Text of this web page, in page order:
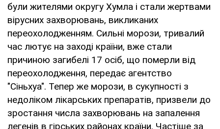
були жителями округу Хумла і стали жертвами
вірусних захворювань, викликаних
переохолодженням. Сильні морози, тривалий
час лютує на заході країни, вже стали
причиною загибелі 17 осіб, що померли від
переохолодження, передає агентство
"Сіньхуа". Тепер же морози, в сукупності з
недоліком лікарських препаратів, призвели до
зростання числа захворювань на запалення
легенів в гірських районах країни. Частіше за